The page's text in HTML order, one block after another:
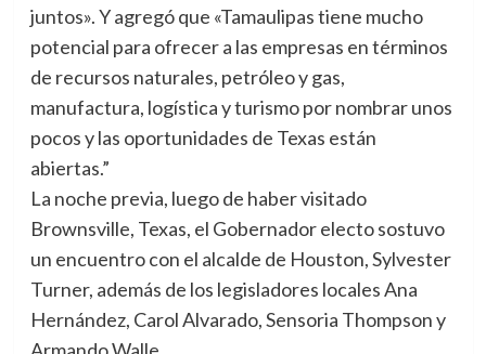
juntos». Y agregó que «Tamaulipas tiene mucho
potencial para ofrecer a las empresas en términos
de recursos naturales, petróleo y gas,
manufactura, logística y turismo por nombrar unos
pocos y las oportunidades de Texas están
abiertas.”
La noche previa, luego de haber visitado
Brownsville, Texas, el Gobernador electo sostuvo
un encuentro con el alcalde de Houston, Sylvester
Turner, además de los legisladores locales Ana
Hernández, Carol Alvarado, Sensoria Thompson y